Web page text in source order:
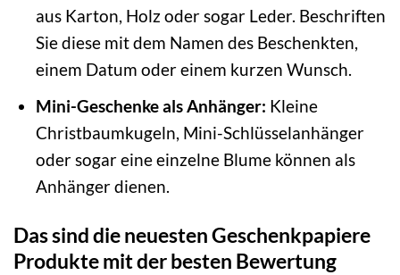
aus Karton, Holz oder sogar Leder. Beschriften
Sie diese mit dem Namen des Beschenkten,
einem Datum oder einem kurzen Wunsch.
Mini-Geschenke als Anhänger: Kleine
Christbaumkugeln, Mini-Schlüsselanhänger
oder sogar eine einzelne Blume können als
Anhänger dienen.
Das sind die neuesten Geschenkpapiere
Produkte mit der besten Bewertung